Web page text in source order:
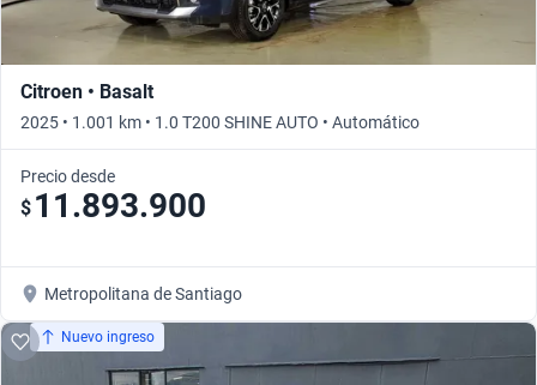
Citroen • Basalt
2025 • 1.001 km • 1.0 T200 SHINE AUTO • Automático
Precio desde
$ 11.893.900
Metropolitana de Santiago
Nuevo ingreso